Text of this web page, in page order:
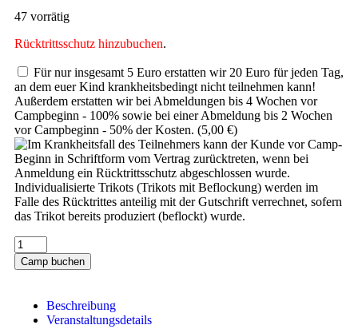
47 vorrätig
Rücktrittsschutz hinzubuchen.
Für nur insgesamt 5 Euro erstatten wir 20 Euro für jeden Tag,
an dem euer Kind krankheitsbedingt nicht teilnehmen kann!
Außerdem erstatten wir bei Abmeldungen bis 4 Wochen vor
Campbeginn - 100% sowie bei einer Abmeldung bis 2 Wochen
vor Campbeginn - 50% der Kosten. (5,00 €)
Camp buchen
Beschreibung
Veranstaltungsdetails